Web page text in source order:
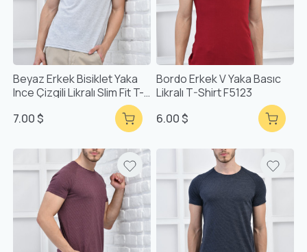
Beyaz Erkek Bisiklet Yaka
Ince Çizgili Likralı Slim Fit T-
7.00 $
Bordo Erkek V Yaka Basıc
Likralı T-Shirt F5123
6.00 $